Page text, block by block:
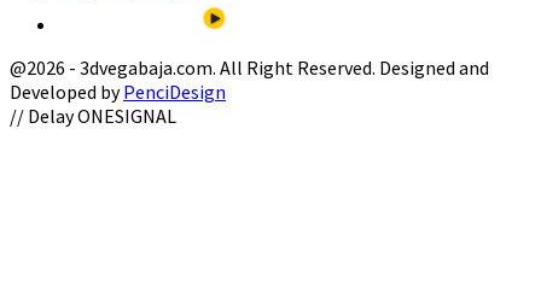
@2026 - 3dvegabaja.com. All Right Reserved. Designed and
Developed byPenciDesign
Facebook
Twitter
Instagram
Youtube
Email
// Delay ONESIGNAL